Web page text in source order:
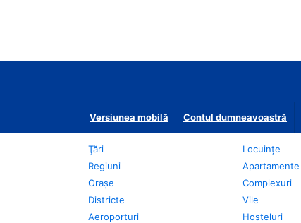
Versiunea mobilă Contul dumneavoastră
Ţări
Regiuni
Oraşe
Districte
Aeroporturi
Locuințe
Apartamente
Complexuri
Vile
Hosteluri